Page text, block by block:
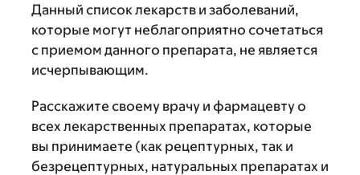
Данный список лекарств и заболеваний,
которые могут неблагоприятно сочетаться
с приемом данного препарата, не является
исчерпывающим.
Расскажите своему врачу и фармацевту о
всех лекарственных препаратах, которые
вы принимаете (как рецептурных, так и
безрецептурных, натуральных препаратах и